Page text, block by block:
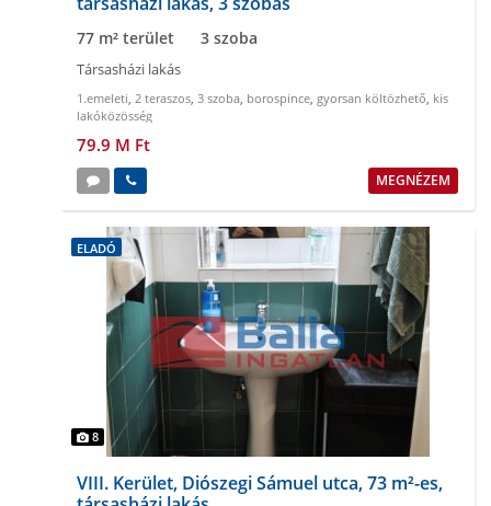
77 m² terület 3 szoba
Társasházi lakás
1.emeleti, 2 teraszos, 3 szoba, borospince, gyorsan költözhető, kis
lakóközösség
79.9 M Ft
MEGNÉZEM
ELADÓ
8
VIII. Kerület, Diószegi Sámuel utca, 73 m²-es,